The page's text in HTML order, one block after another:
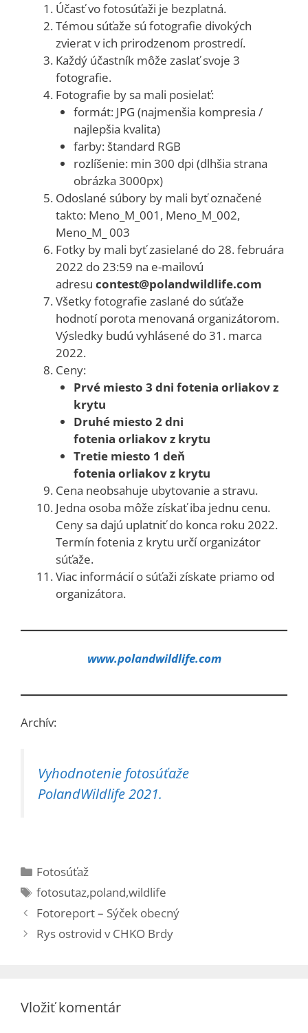
Účasť vo fotosúťaži je bezplatná.
Témou súťaže sú fotografie divokých
zvierat v ich prirodzenom prostredí.
Každý účastník môže zaslať svoje 3
fotografie.
Fotografie by sa mali posielať:
formát: JPG (najmenšia kompresia /
najlepšia kvalita)
farby: štandard RGB
rozlíšenie: min 300 dpi (dlhšia strana
obrázka 3000px)
Odoslané súbory by mali byť označené
takto: Meno_M_001, Meno_M_002,
Meno_M_ 003
Fotky by mali byť zasielané do 28. februára
2022 do 23:59 na e-mailovú
adresu contest@polandwildlife.com
Všetky fotografie zaslané do súťaže
hodnotí porota menovaná organizátorom.
Výsledky budú vyhlásené do 31. marca
2022.
Ceny:
Prvé miesto 3 dni fotenia orliakov z
krytu
Druhé miesto 2 dni
fotenia orliakovz krytu
Tretie miesto 1 deň
fotenia orliakovz krytu
Cena neobsahuje ubytovanie a stravu.
Jedna osoba môže získať iba jednu cenu.
Ceny sa dajú uplatniť do konca roku 2022.
Termín fotenia z krytu určí organizátor
súťaže.
Viac informácií o súťaži získate priamo od
organizátora.
www.polandwildlife.com
Archív:
Vyhodnotenie fotosúťaže
PolandWildlife 2021.
Kategórie
Fotosúťaž
Značky
fotosutaz,poland,wildlife
Fotoreport – Sýček obecný
Rys ostrovid v CHKO Brdy
Vložiť komentár